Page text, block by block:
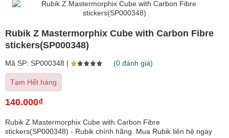
Rubik Z Mastermorphix Cube with Carbon Fibre
stickers(SP000348)
Mã SP: SP000348 | (0 đánh giá)
Tạm Hết hàng
140.000₫
Rubik Z Mastermorphix Cube with Carbon Fibre
stickers(SP000348) - Rubik chính hãng. Mua Rubik liên hệ ngay